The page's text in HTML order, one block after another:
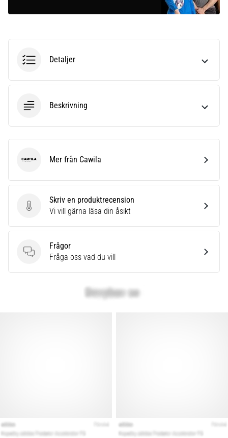
Detaljer
Beskrivning
Skriv en produktrecension
Skriv en produktrecension
Vi vill gärna läsa din åsikt
Frågor
Frågor
Fråga oss vad du vill
Cawila Mer från Cawila